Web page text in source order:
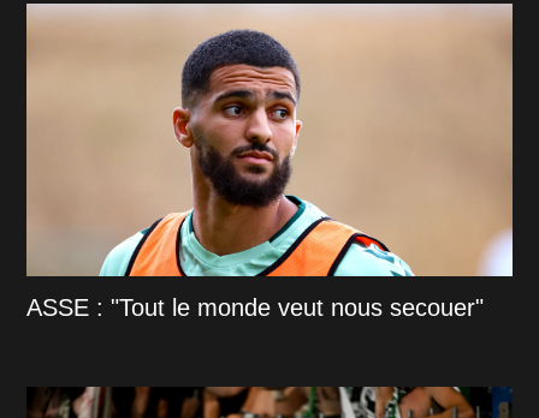
ASSE : "Tout le monde veut nous secouer"